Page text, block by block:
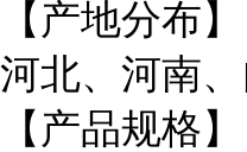
【产地分布
河北、河南
【产品规格